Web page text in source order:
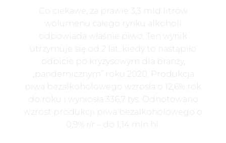
Co ciekawe, za prawie 3,3 mld litrów
wolumenu całego rynku alkoholi
odpowiada właśnie piwo. Ten wynik
utrzymuje się od 2 lat, kiedy to nastąpiło
odbicie po kryzysowym dla branży,
„pandemicznym” roku 2020. Produkcja
piwa bezalkoholowego wzrosła o 12,6% rok
do roku i wyniosła 336,7 tys. Odnotowano
wzrost produkcji piwa bezalkoholowego o
0,9% r/r – do 1,14 mln hl.